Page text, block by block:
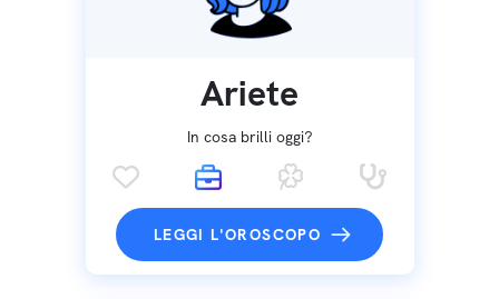
Ariete
In cosa brilli oggi?
LEGGI L'OROSCOPO